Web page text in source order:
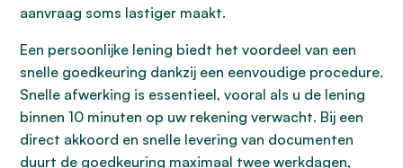
aanvraag soms lastiger maakt.
Een persoonlijke lening biedt het voordeel van een
snelle goedkeuring dankzij een eenvoudige procedure.
Snelle afwerking is essentieel, vooral als u de lening
binnen 10 minuten op uw rekening verwacht. Bij een
direct akkoord en snelle levering van documenten
duurt de goedkeuring maximaal twee werkdagen,